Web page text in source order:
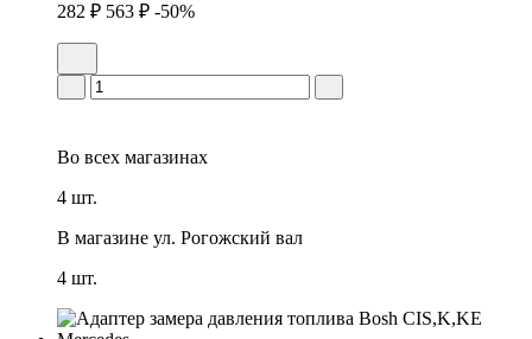
282 ₽ 563 ₽ -50%
Во всех магазинах
4 шт.
В магазине ул. Рогожский вал
4 шт.